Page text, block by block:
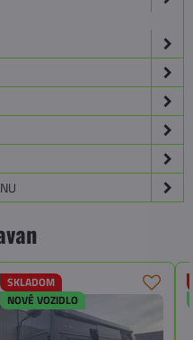
SKLADOM
NOVÉ VOZIDLO